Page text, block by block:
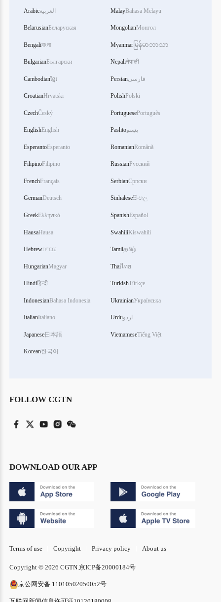
Arabicالعربية
BelarusianБеларуская
Bengaliবাংলা
BulgarianБългарски
Cambodianខ្មែរ
CroatianHrvatski
CzechČeský
EnglishEnglish
EsperantoEsperanto
FilipinoFilipino
FrenchFrançais
GermanDeutsch
GreekΕλληνικά
HausaHausa
Hebrewעברית
HungarianMagyar
Hindiहिन्दी
IndonesianBahasa Indonesia
ItalianItaliano
Japanese日本語
Korean한국어
MalayBahasa Melayu
MongolianМонгол
Myanmar မြန်မာဘာသာ
Nepaliनेपाली
Persianفارسی
PolishPolski
PortuguesePortuguês
Pashtoپښتو
RomanianRomână
RussianРусский
SerbianСрпски
Sinhaleseසිංහල
SpanishEspañol
SwahiliKiswahili
Tamilதமிழ்
Thaiไทย
TurkishTürkçe
UkrainianУкраїнська
Urduاردو
VietnameseTiếng Việt
FOLLOW CGTN
DOWNLOAD OUR APP
Terms of use Copyright Privacy policy About us
Copyright © 2026 CGTN. 京ICP备20000184号
京公网安备 11010502050052号